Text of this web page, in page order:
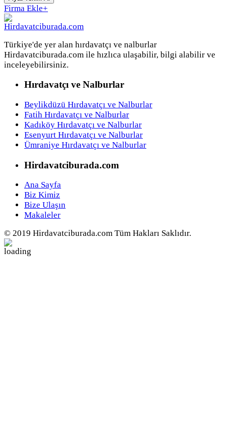
Firma Ekle+
Türkiye'de yer alan hırdavatçı ve nalburlar
Hirdavatciburada.com ile hızlıca ulaşabilir, bilgi alabilir ve
inceleyebilirsiniz.
Hırdavatçı ve Nalburlar
Beylikdüzü Hırdavatçı ve Nalburlar
Fatih Hırdavatçı ve Nalburlar
Kadıköy Hırdavatçı ve Nalburlar
Esenyurt Hırdavatçı ve Nalburlar
Ümraniye Hırdavatçı ve Nalburlar
Hirdavatciburada.com
Ana Sayfa
Biz Kimiz
Bize Ulaşın
Makaleler
© 2019 Hirdavatciburada.com Tüm Hakları Saklıdır.